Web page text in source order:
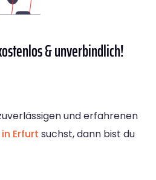
& unverbindlich!
und erfahrenen
Erfurt suchst, dann bist du